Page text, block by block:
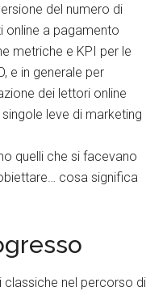
del numero di
online a pagamento
metriche e KPI per le
e in generale per
dei lettori online
leve di marketing
quelli che si facevano
cosa significa
classiche nel percorso di